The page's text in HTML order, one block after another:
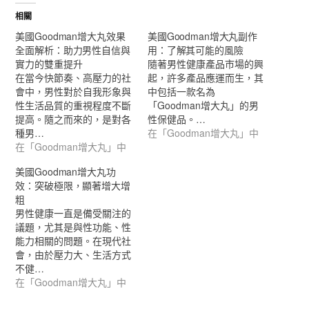
相關
美國Goodman增大丸效果
全面解析：助力男性自信與
實力的雙重提升
在當今快節奏、高壓力的社
會中，男性對於自我形象與
性生活品質的重視程度不斷
提高。隨之而來的，是對各
種男…
在「Goodman增大丸」中
美國Goodman增大丸副作
用：了解其可能的風險
隨著男性健康產品市場的興
起，許多產品應運而生，其
中包括一款名為
「Goodman增大丸」的男
性保健品。…
在「Goodman增大丸」中
美國Goodman增大丸功
效：突破極限，顯著增大增
粗
男性健康一直是備受關注的
議題，尤其是與性功能、性
能力相關的問題。在現代社
會，由於壓力大、生活方式
不健…
在「Goodman增大丸」中